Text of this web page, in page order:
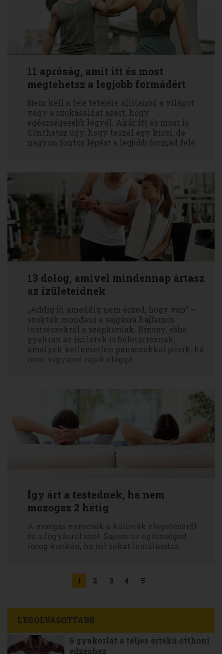
11 apróság, amit itt és most
megtehetsz a legjobb formádért
Nem kell a feje tetejére állítanod a világot
vagy a szokásaidat azért, hogy
egészségesebb legyél. Akár itt és most is
dönthetsz úgy, hogy teszel egy kicsi, de
nagyon fontos lépést a legjobb formád felé.
13 dolog, amivel mindennap ártasz
az ízületeidnek
„Addig jó, ameddig nem érzed, hogy van” –
szokták mondani a sajgásra hajlamos
testrészekről a szépkorúak. Bizony, ebbe
gyakran az ízületek is beletartoznak,
amelyek kellemetlen panaszokkal jelzik, ha
nem vigyázol rájuk eléggé.
Így árt a testednek, ha nem
mozogsz 2 hétig
A mozgás nemcsak a kalóriák elégetéséről
és a fogyásról szól. Sajnos az egészséged
forog kockán, ha túl sokat lustálkodsz.
1 2 3 4 5
LEGOLVASOTTABB
6 gyakorlat a teljes értékű otthoni
edzéshez